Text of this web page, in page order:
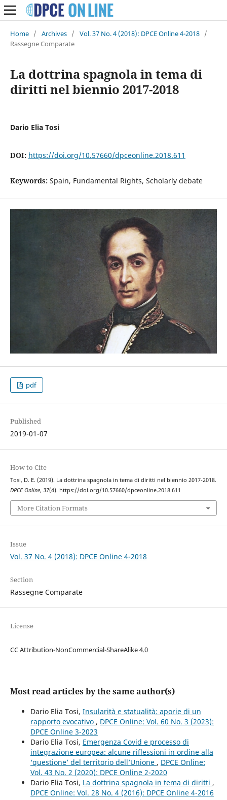
Home / Archives / Vol. 37 No. 4 (2018): DPCE Online 4-2018 /
Rassegne Comparate
La dottrina spagnola in tema di
diritti nel biennio 2017-2018
Dario Elia Tosi
DOI: https://doi.org/10.57660/dpceonline.2018.611
Keywords: Spain, Fundamental Rights, Scholarly debate
pdf
Published
2019-01-07
How to Cite
Tosi, D. E. (2019). La dottrina spagnola in tema di diritti nel biennio 2017-2018.
DPCE Online, 37(4). https://doi.org/10.57660/dpceonline.2018.611
More Citation Formats
Issue
Vol. 37 No. 4 (2018): DPCE Online 4-2018
Section
Rassegne Comparate
License
CC Attribution-NonCommercial-ShareAlike 4.0
Most read articles by the same author(s)
Dario Elia Tosi, Insularità e statualità: aporie di un
rapporto evocativo , DPCE Online: Vol. 60 No. 3 (2023):
DPCE Online 3-2023
Dario Elia Tosi, Emergenza Covid e processo di
integrazione europea: alcune riflessioni in ordine alla
‘questione’ del territorio dell’Unione , DPCE Online:
Vol. 43 No. 2 (2020): DPCE Online 2-2020
Dario Elia Tosi, La dottrina spagnola in tema di diritti ,
DPCE Online: Vol. 28 No. 4 (2016): DPCE Online 4-2016